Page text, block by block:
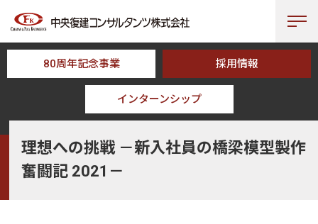
80周年記念事業 採用情報
インターンシップ
理想への挑戦 －新入社員の橋梁模型製作奮闘記
理想への挑戦 －新入社員の橋梁模型製作
奮闘記 2021－